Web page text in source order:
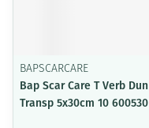
BAPSCARCARE
Bap Scar Care T Verb Dun
Transp 5x30cm 10 600530